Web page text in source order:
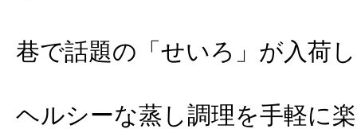
巷で話題の「せいろ」が入荷
ヘルシーな蒸し調理を手軽に